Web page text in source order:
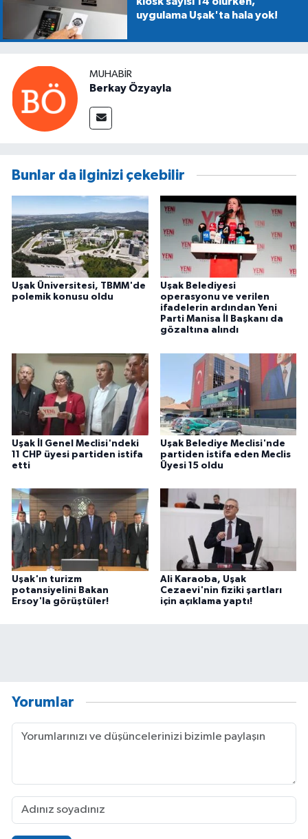
uygulama Uşak'ta hala yok!
MUHABIR
Berkay Özyayla
Bunlar da ilginizi çekebilir
Uşak Üniversitesi, TBMM'de
polemik konusu oldu
Uşak Belediyesi
operasyonu ve verilen
ifadelerin ardından Yeni
Parti Manisa İl Başkanı da
gözaltına alındı
Uşak İl Genel Meclisi'ndeki
11 CHP üyesi partiden istifa
etti
Uşak Belediye Meclisi'nde
partiden istifa eden Meclis
Üyesi 15 oldu
Uşak'ın turizm
potansiyelini Bakan
Ersoy'la görüştüler!
Ali Karaoba, Uşak
Cezaevi'nin fiziki şartları
için açıklama yaptı!
Yorumlar